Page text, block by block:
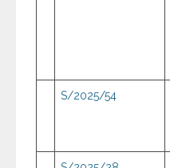
S/2025/54